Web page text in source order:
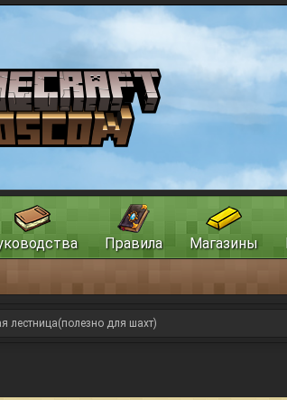
лестница(полезно для шахт)
Правила Магазины